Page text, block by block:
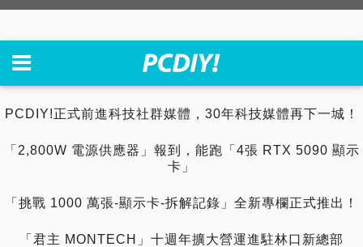
PCDIY!正式前進科技社群媒體，30年科技媒體再下一城！
「2,800W 電源供應器」報到，能跑「4張 RTX 5090 顯示
卡」
「挑戰 1000 萬張-顯示卡-拆解記錄」全新專欄正式推出！
「君主 MONTECH」十週年擴大營運進駐林口新總部